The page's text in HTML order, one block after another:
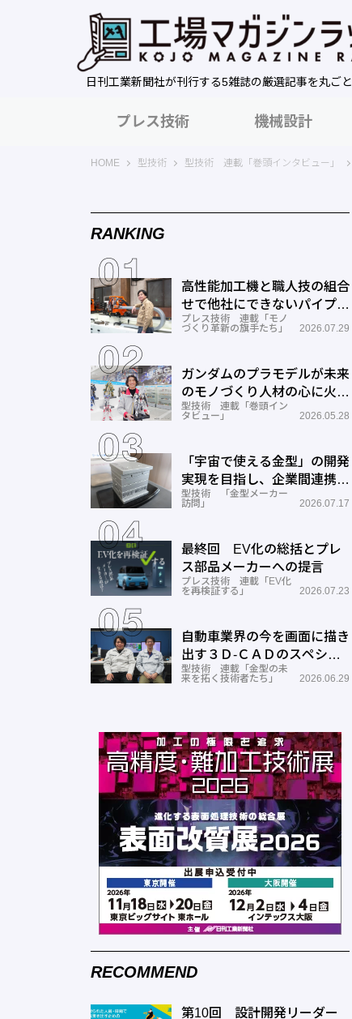
日刊工業新聞社が刊行する5雑誌の厳選記事を丸ごと
プレス技術 機械設計
HOME 工場マガジンラック｜日刊工業新聞社
型技術 型技術 連載「巻頭インタビュー」
RANKING
高性能加工機と職人技の組合
せで他社にできないパイプ曲
げを実現―ミナミ技研
プレス技術 連載「モノ
づくり革新の旗手たち」
2026.07.29
ガンダムのプラモデルが未来
のモノづくり人材の心に火を
つける―BANDAI SPIRITS
型技術 連載「巻頭イン
タビュー」
2026.05.28
「宇宙で使える金型」の開発
実現を目指し、企業間連携を
推進―ワールド工業
型技術 「金型メーカー
訪問」
2026.07.17
最終回 EV化の総括とプレ
ス部品メーカーへの提言
プレス技術 連載「EV化
を再検証する」
2026.07.23
自動車業界の今を画面に描き
出す３Ｄ-ＣＡＤのスペシャ
リストとしての成長と展望ー
型技術 連載「金型の未
来を拓く技術者たち」
2026.06.29
RECOMMEND
第10回 設計開発リーダー